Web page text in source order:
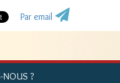
Par email
NOUS ?